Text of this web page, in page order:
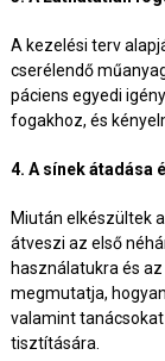
A kezelési terv
cserélendő
páciens egyedi
fogakhoz, és
4. A sínek átadása
Miután elkészültek
átveszi az első
használatukra és
megmutatja,
valamint
tisztítására.